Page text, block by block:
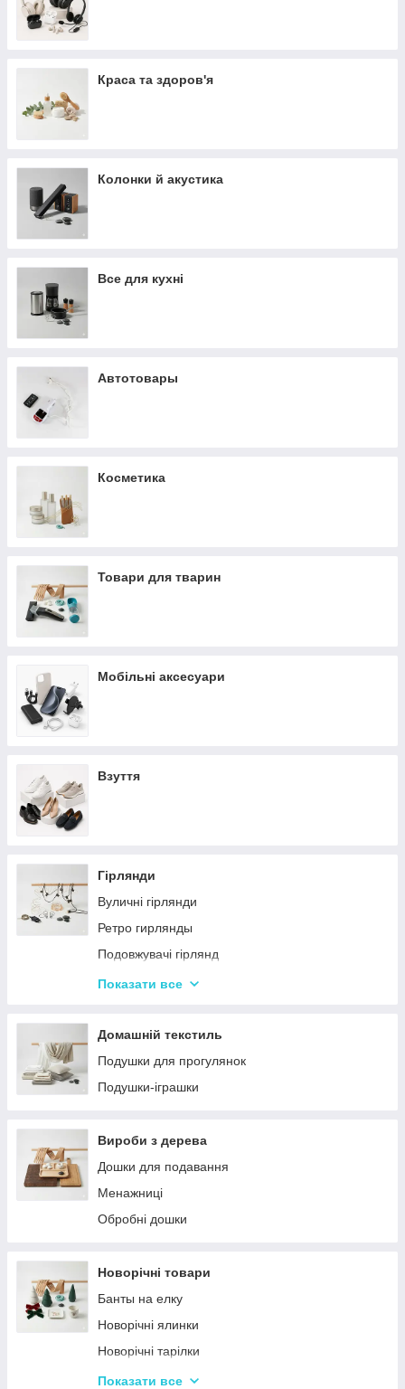
Краса та здоров'я
Колонки й акустика
Все для кухні
Автотовары
Косметика
Товари для тварин
Мобільні аксесуари
Взуття
Гірлянди
Вуличні гірлянди
Ретро гирлянды
Подовжувачі гірлянд
Хатні гірлянди
Показати все
Домашній текстиль
Подушки для прогулянок
Подушки-іграшки
Вироби з дерева
Дошки для подавання
Менажниці
Обробні дошки
Новорічні товари
Банты на елку
Новорічні ялинки
Новорічні тарілки
Новорічні фігурки та статуетки
Показати все